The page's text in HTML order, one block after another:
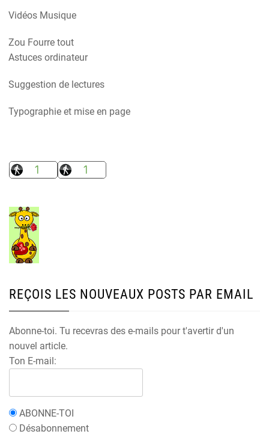
Vidéos Musique
Zou Fourre tout
Astuces ordinateur
Suggestion de lectures
Typographie et mise en page
REÇOIS LES NOUVEAUX POSTS PAR EMAIL
Abonne-toi. Tu recevras des e-mails pour t'avertir d'un
nouvel article.
Ton E-mail:
ABONNE-TOI
Désabonnement